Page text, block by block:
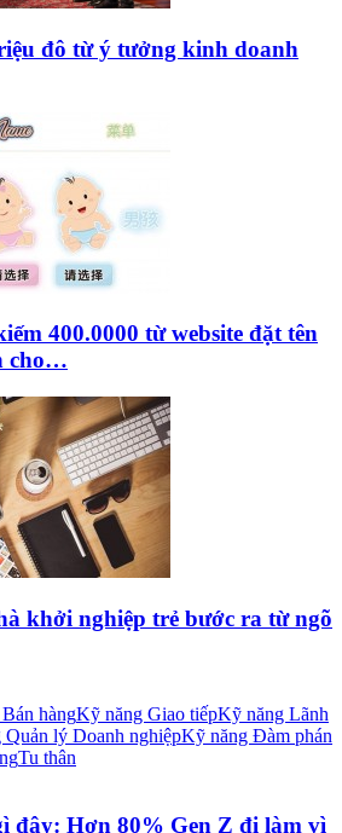
đô từ ý tưởng kinh doanh
400.0000 từ website đặt tên
cho…
khởi nghiệp trẻ bước ra từ ngõ
hàngKỹ năng Giao tiếpKỹ năng Lãnh
Quản lý Doanh nghiệpKỹ năng Đàm phán
Tu thân
đây: Hơn 80% Gen Z đi làm vì